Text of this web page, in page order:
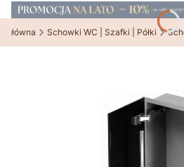
główna Schowki WC | Szafki | Półki